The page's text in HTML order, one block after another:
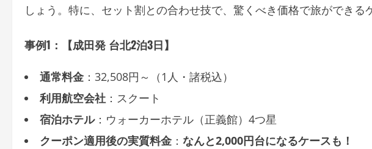
しょう。特に、セット割との合わせ技で、驚くべき価格で旅ができる
事例1：【成田発 台北2泊3日】
通常料金 ：32,508円～（1人・諸税込）
利用航空会社 ：スクート
宿泊ホテル：ウォーカーホテル（正義館）4つ星
クーポン適用後の実質料金 ： なんと2,000円台になるケースも！